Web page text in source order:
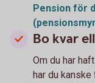
Pension för
Bo kvar
Om du har
har du